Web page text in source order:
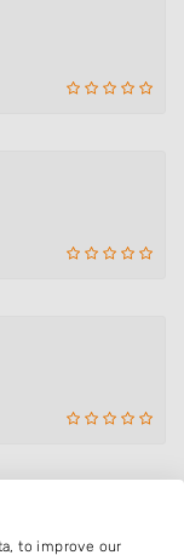
to improve our